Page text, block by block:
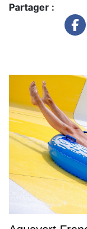
Partager :